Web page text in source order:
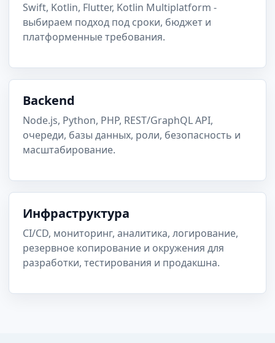
Swift, Kotlin, Flutter, Kotlin Multiplatform -
выбираем подход под сроки, бюджет и
платформенные требования.
Backend
Node.js, Python, PHP, REST/GraphQL API,
очереди, базы данных, роли, безопасность и
масштабирование.
Инфраструктура
CI/CD, мониторинг, аналитика, логирование,
резервное копирование и окружения для
разработки, тестирования и продакшна.